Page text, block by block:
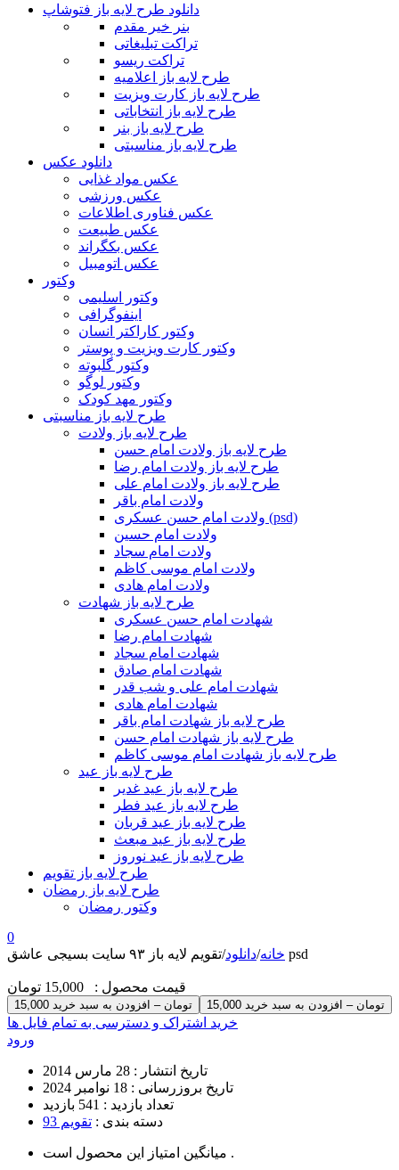
دانلود طرح لایه باز فتوشاپ
بنر خیر مقدم
تراکت تبلیغاتی
تراکت ریسو
طرح لایه باز اعلامیه
طرح لایه باز کارت ویزیت
طرح لایه باز انتخاباتی
طرح لایه باز بنر
طرح لایه باز مناسبتی
دانلود عکس
عکس مواد غذایی
عکس ورزشی
عکس فناوری اطلاعات
عکس طبیعت
عکس بکگراند
عکس اتومبیل
وکتور
وکتور اسلیمی
اینفوگرافی
وکتور کاراکتر انسان
وکتور کارت ویزیت و پوستر
وکتور گلبوته
وکتور لوگو
وکتور مهد کودک
طرح لایه باز مناسبتی
طرح لایه باز ولادت
طرح لایه باز ولادت امام حسن
طرح لایه باز ولادت امام رضا
طرح لایه باز ولادت امام علی
ولادت امام باقر
ولادت امام حسن عسکری (psd)
ولادت امام حسین
ولادت امام سجاد
ولادت امام موسی کاظم
ولادت امام هادی
طرح لایه باز شهادت
شهادت امام حسن عسکری
شهادت امام رضا
شهادت امام سجاد
شهادت امام صادق
شهادت امام علی و شب قدر
شهادت امام هادی
طرح لایه باز شهادت امام باقر
طرح لایه باز شهادت امام حسن
طرح لایه باز شهادت امام موسی کاظم
طرح لایه باز عید
طرح لایه باز عید غدیر
طرح لایه باز عید فطر
طرح لایه باز عید قربان
طرح لایه باز عید مبعث
طرح لایه باز عید نوروز
طرح لایه باز تقویم
طرح لایه باز رمضان
وکتور رمضان
0
خانه/دانلود/ تقویم لایه باز ۹۳ سایت بسیجی عاشق psd
قیمت محصول : 15,000 تومان
15,000 تومان – افزودن به سبد خرید
خرید اشتراک و دسترسی به تمام فایل ها
ورود
تاریخ انتشار : 28 مارس 2014
تاریخ بروزرسانی : 18 نوامبر 2024
تعداد بازدید : 541 بازدید
دسته بندی : تقویم 93
میانگین امتیاز این محصول است .